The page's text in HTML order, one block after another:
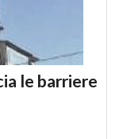
le barriere